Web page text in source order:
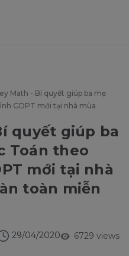
Math - Bí quyết giúp ba mẹ
GDPT mới tại nhà mùa
quyết giúp ba
Toán theo
mới tại nhà
toàn miễn
6729 views
29/04/2020